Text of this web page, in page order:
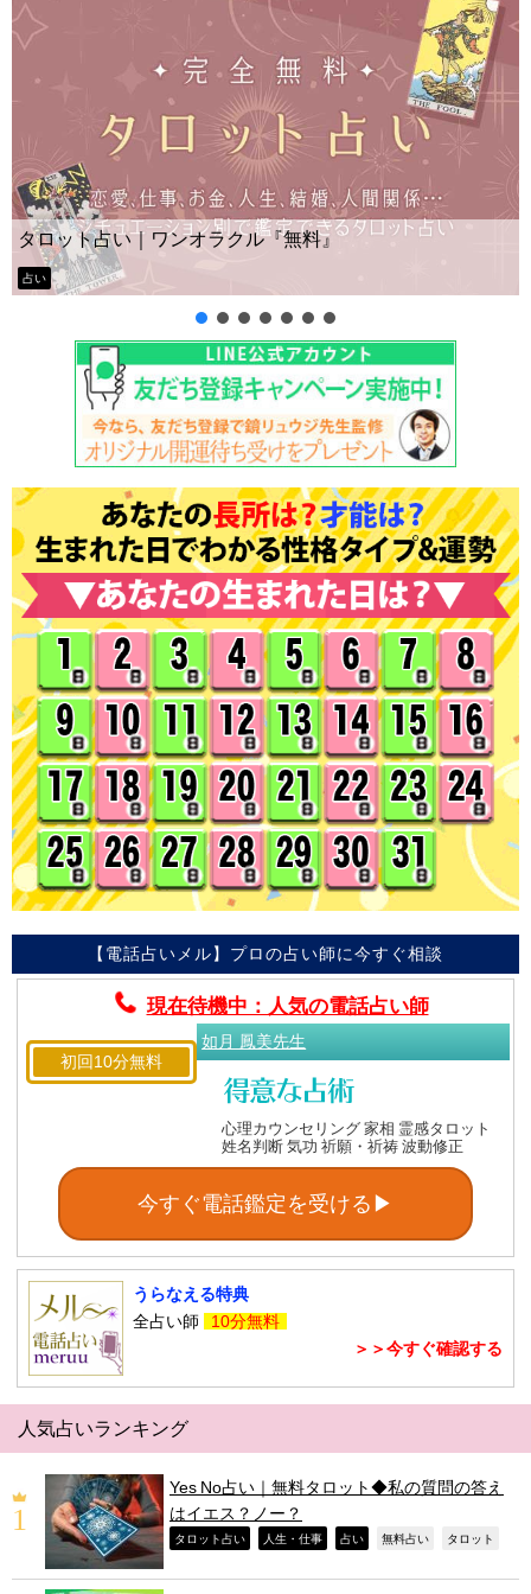
Yes No占い｜無料タロット◆私の質問の答えは
ー？
タロット占い
【電話占いメル】プロの占い師に今すぐ相談
現在待機中：人気の電話占い師
初回10分無料
如月 鳳美先生
心理カウンセリング 家相 霊感タロット
姓名判断 気功 祈願・祈祷 波動修正
今すぐ電話鑑定を受ける▶
うらなえる特典
全占い師
10分無料
＞＞今すぐ確認する
人気占いランキング
Yes No占い｜無料タロット◆私の質問の答え
はイエス？ノー？
タロット占い 人生・仕事 占い 無料占い タロット